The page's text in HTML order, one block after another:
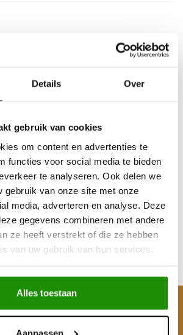
Details Over
gebruik van cookies
om content en advertenties te
functies voor social media te bieden
te analyseren. Ook delen we
gebruik van onze site met onze
media, adverteren en analyse. Deze
gegevens combineren met andere
ze heeft verstrekt of die ze hebben
van uw gebruik van hun services.
Alles toestaan
Aanpassen